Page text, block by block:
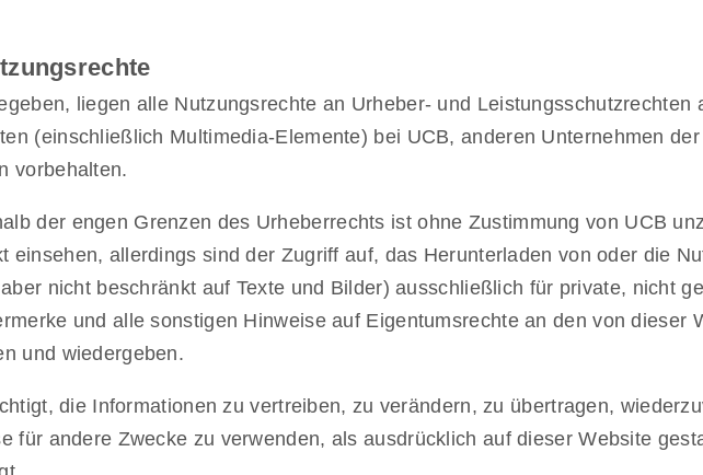
liegen alle Nutzungsrechte an Urheber- und Leistungsschutzrechten
(einschließlich Multimedia-Elemente) bei UCB, anderen Unternehmen
vorbehalten.
der engen Grenzen des Urheberrechts ist ohne Zustimmung von UCB
einsehen, allerdings sind der Zugriff auf, das Herunterladen von oder die
nicht beschränkt auf Texte und Bilder) ausschließlich für private, nicht
und alle sonstigen Hinweise auf Eigentumsrechte an den von dieser
und wiedergeben.
die Informationen zu vertreiben, zu verändern, zu übertragen,
für andere Zwecke zu verwenden, als ausdrücklich auf dieser Website